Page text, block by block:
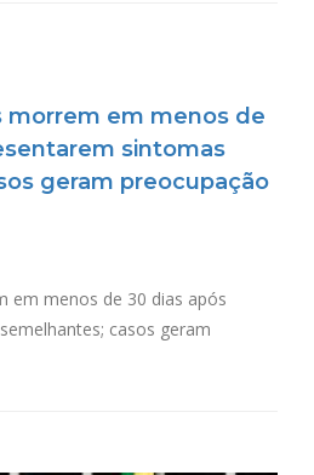
morrem em menos de
sintomas
geram preocupação
em menos de 30 dias após
casos geram